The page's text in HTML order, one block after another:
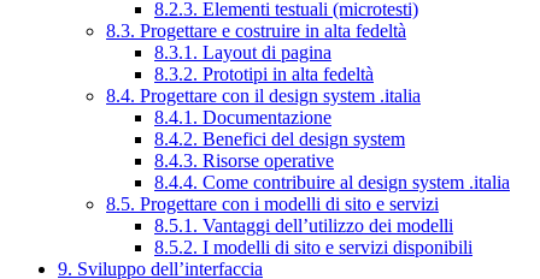
8.2.3. Elementi testuali (microtesti)
8.3. Progettare e costruire in alta fedeltà
8.3.1. Layout di pagina
8.3.2. Prototipi in alta fedeltà
8.4. Progettare con il design system .italia
8.4.1. Documentazione
8.4.2. Benefici del design system
8.4.3. Risorse operative
8.4.4. Come contribuire al design system .italia
8.5. Progettare con i modelli di sito e servizi
8.5.1. Vantaggi dell’utilizzo dei modelli
8.5.2. I modelli di sito e servizi disponibili
9. Sviluppo dell’interfaccia